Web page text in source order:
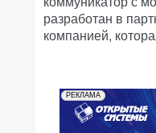
разработан в
компанией,
РЕКЛАМА